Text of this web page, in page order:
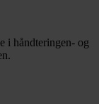
i håndteringen- og